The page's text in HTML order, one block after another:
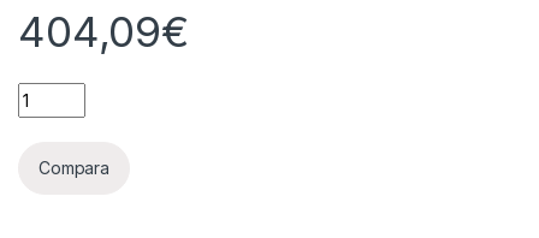
404,09€
CAN-LITE FILTRO ODORI POTENZIATO - (/) 250 - 3000 MC/H
Compara